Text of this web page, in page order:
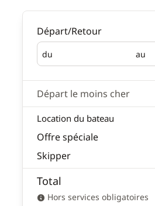
Départ/Retour
du
Départ au
Retour
Départ le moins cher
Location du bateau
Offre spéciale
Skipper
Total
Hors services obligatoires